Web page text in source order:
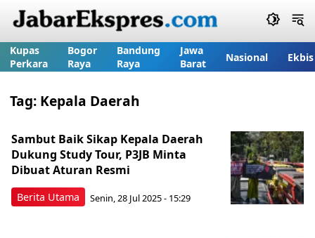
Kupas
Perkara
Bogor
Raya
Bandung
Raya
Jawa
Barat
Nasional Ekbis
Tag: Kepala Daerah
Berita Utama
Sambut Baik Sikap Kepala Daerah
Dukung Study Tour, P3JB Minta
Dibuat Aturan Resmi
Senin, 28 Jul 2025 - 15:29